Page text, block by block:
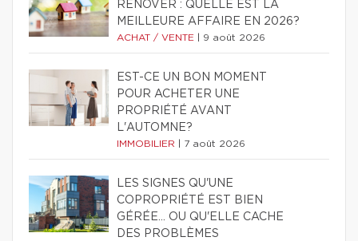
RÉNOVER : QUELLE EST LA
MEILLEURE AFFAIRE EN 2026?
ACHAT / VENTE 9 août 2026
EST-CE UN BON MOMENT
POUR ACHETER UNE
PROPRIÉTÉ AVANT
L'AUTOMNE?
IMMOBILIER 7 août 2026
LES SIGNES QU'UNE
COPROPRIÉTÉ EST BIEN
GÉRÉE… OU QU'ELLE CACHE
DES PROBLÈMES